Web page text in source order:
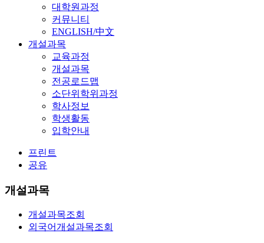
대학원과정
커뮤니티
ENGLISH/中文
개설과목
교육과정
개설과목
전공로드맵
소단위학위과정
학사정보
학생활동
입학안내
프린트
공유
개설과목
개설과목조회
외국어개설과목조회